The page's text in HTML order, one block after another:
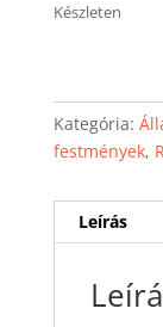
Készleten
Kategória:
festmények,
Leírás